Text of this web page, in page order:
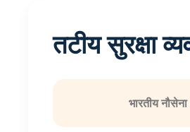
तटीय सुरक्षा
भारतीय नौसेना